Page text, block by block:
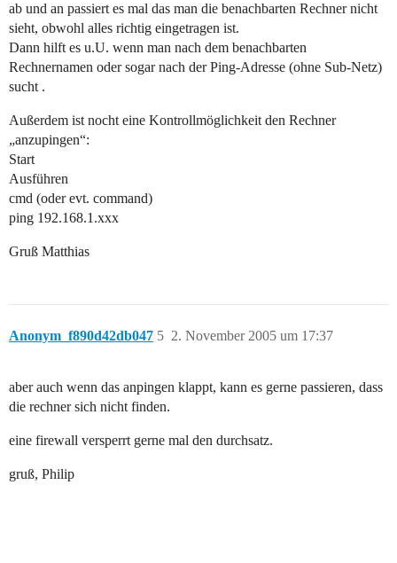
ab und an passiert es mal das man die benachbarten Rechner nicht
sieht, obwohl alles richtig eingetragen ist.
Dann hilft es u.U. wenn man nach dem benachbarten
Rechnernamen oder sogar nach der Ping-Adresse (ohne Sub-Netz)
sucht .
Außerdem ist nocht eine Kontrollmöglichkeit den Rechner
„anzupingen“:
Start
Ausführen
cmd (oder evt. command)
ping 192.168.1.xxx
Gruß Matthias
Anonym_f890d42db047 2. November 2005 um 17:37
5
aber auch wenn das anpingen klappt, kann es gerne passieren, dass
die rechner sich nicht finden.
eine firewall versperrt gerne mal den durchsatz.
gruß, Philip